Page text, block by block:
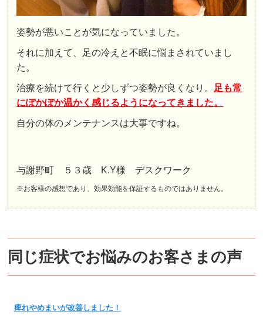
姿勢が悪いことが気になっていました。
それに加えて、足の冷えと不眠に悩まされていまし
た。
治療を続けて行くと少しずつ姿勢が良くなり。 足も常
にぽかぽか温かく感じるようになってきました。
自分の体のメンテナンスは大事ですね。
与謝野町 ５３歳 K.Y様 デスクワーク
※お客様の感想であり、効果効能を保証するものではありません。
同じ症状でお悩みのお客さまの声
痺れやめまいが改善しました！